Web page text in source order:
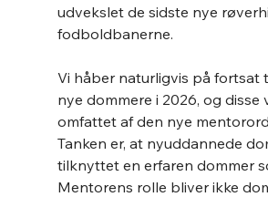
udvekslet de sidste nye
fodboldbanerne.
Vi håber naturligvis på fortsat
nye dommere i 2026, og disse
omfattet af den nye
Tanken er, at nyuddannede
tilknyttet en erfaren dommer
Mentorens rolle bliver ikke